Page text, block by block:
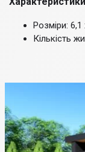
Розміри: 6,1
Кількість